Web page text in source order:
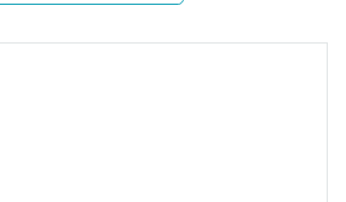
như massage toàn thân, chức